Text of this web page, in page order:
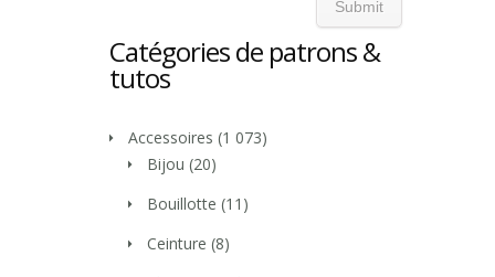
Catégories de patrons &
tutos
Accessoires (1 073)
Bijou (20)
Bouillotte (11)
Ceinture (8)